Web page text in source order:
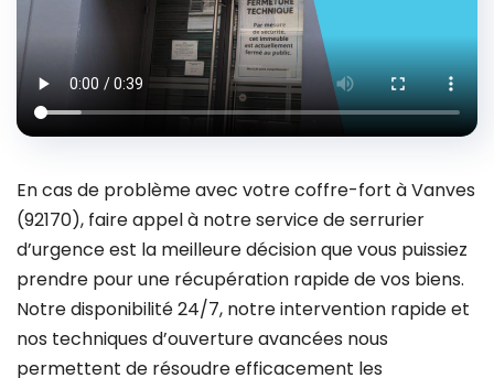
En cas de problème avec votre coffre-fort à Vanves
(92170), faire appel à notre service de serrurier
d’urgence est la meilleure décision que vous puissiez
prendre pour une récupération rapide de vos biens.
Notre disponibilité 24/7, notre intervention rapide et
nos techniques d’ouverture avancées nous
permettent de résoudre efficacement les